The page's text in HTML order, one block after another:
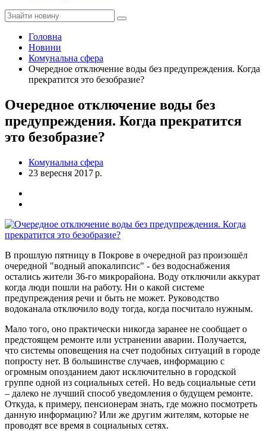
Головна
Новини
Комунальна сфера
Очередное отключение воды без предупреждения. Когда
прекратится это безобразие?
Очередное отключение воды без
предупреждения. Когда прекратится
это безобразие?
Комунальна сфера
23 вересня 2017 р.
В прошлую пятницу в Покрове в очередной раз произошёл
очередной "водный апокалипсис" - без водоснабжения
остались жители 36-го микрорайона. Воду отключили аккурат
когда люди пошли на работу. Ни о какой системе
предупреждения речи и быть не может. Руководство
водоканала отключило воду тогда, когда посчитало нужным.
Мало того, оно практически никогда заранее не сообщает о
предстоящем ремонте или устранении аварии. Получается,
что системы оповещения на счет подобных ситуаций в городе
попросту нет. В большинстве случаев, информацию с
огромным опозданием дают исключительно в городской
группе одной из социальных сетей. Но ведь социальные сети
– далеко не лучший способ уведомления о будущем ремонте.
Откуда, к примеру, пенсионерам знать, где можно посмотреть
данную информацию? Или же другим жителям, которые не
проводят все время в социальных сетях.